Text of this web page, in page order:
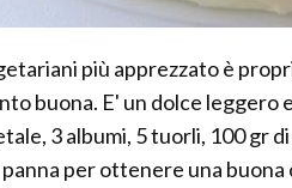
più apprezzato è
buona. E' un dolce leggero
3 albumi, 5 tuorli, 100 gr
per ottenere una